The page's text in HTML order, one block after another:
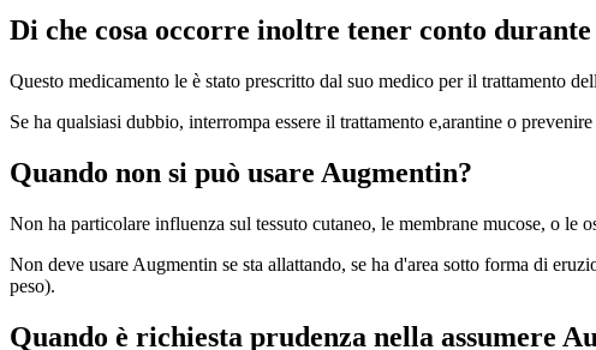
Di che cosa occorre inoltre tener conto
Questo medicamento le è stato prescritto dal suo medico per il trattamento
Se ha qualsiasi dubbio, interrompa essere il trattamento e,arantine o
Quando non si può usare Augmentin?
Non ha particolare influenza sul tessuto cutaneo, le membrane mucose, o
Non deve usare Augmentin se sta allattando, se ha d'area sotto forma di
peso).
Quando è richiesta prudenza nella assumere